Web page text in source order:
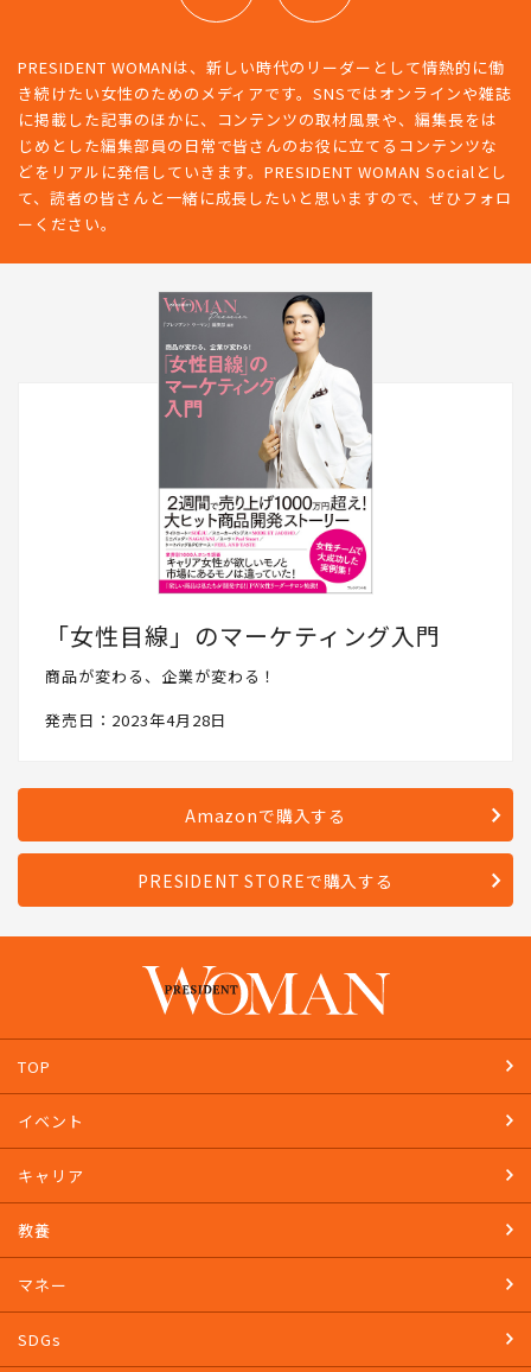
PRESIDENT WOMANは、新しい時代のリーダーとして情熱的に働
き続けたい女性のためのメディアです。SNSではオンラインや雑誌
に掲載した記事のほかに、コンテンツの取材風景や、編集長をは
じめとした編集部員の日常で皆さんのお役に立てるコンテンツな
どをリアルに発信していきます。PRESIDENT WOMAN Socialとし
て、読者の皆さんと一緒に成長したいと思いますので、ぜひフォロ
ーください。
「女性目線」のマーケティング入門
商品が変わる、企業が変わる！
発売日：2023年4月28日
Amazonで購入する
PRESIDENT STOREで購入する
TOP
イベント
キャリア
教養
マネー
SDGs